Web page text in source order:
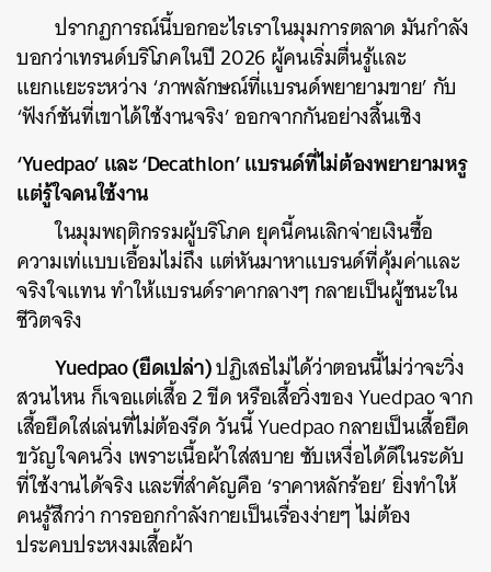
ปรากฏการณ์นี้บอกอะไรเราในมุมการตลาด มันกำลัง
บอกว่าเทรนด์บริโภคในปี 2026 ผู้คนเริ่มตื่นรู้และ
แยกแยะระหว่าง ‘ภาพลักษณ์ที่แบรนด์พยายามขาย’ กับ
‘ฟังก์ชันที่เขาได้ใช้งานจริง’ ออกจากกันอย่างสิ้นเชิง
‘Yuedpao’ และ ‘Decathlon’ แบรนด์ที่ไม่ต้องพยายามหรู
แต่รู้ใจคนใช้งาน
ในมุมพฤติกรรมผู้บริโภค ยุคนี้คนเลิกจ่ายเงินซื้อ
ความเท่แบบเอื้อมไม่ถึง แต่หันมาหาแบรนด์ที่คุ้มค่าและ
จริงใจแทน ทำให้แบรนด์ราคากลางๆ กลายเป็นผู้ชนะใน
ชีวิตจริง
Yuedpao (ยืดเปล่า)ปฏิเสธไม่ได้ว่าตอนนี้ไม่ว่าจะวิ่ง
สวนไหน ก็เจอแต่เสื้อ 2 ขีด หรือเสื้อวิ่งของ Yuedpao จาก
เสื้อยืดใส่เล่นที่ไม่ต้องรีด วันนี้ Yuedpao กลายเป็นเสื้อยืด
ขวัญใจคนวิ่ง เพราะเนื้อผ้าใส่สบาย ซับเหงื่อได้ดีในระดับ
ที่ใช้งานได้จริง และที่สำคัญคือ ‘ราคาหลักร้อย’ ยิ่งทำให้
คนรู้สึกว่า การออกกำลังกายเป็นเรื่องง่ายๆ ไม่ต้อง
ประคบประหงมเสื้อผ้า